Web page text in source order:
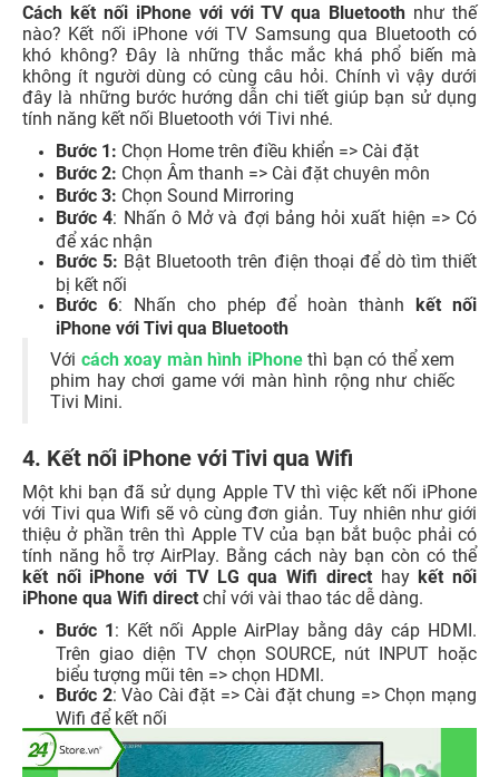
Cách kết nối iPhone với với TV qua Bluetooth như thế
nào? Kết nối iPhone với TV Samsung qua Bluetoothcó
khó không? Đây là những thắc mắc khá phổ biến mà
không ít người dùng có cùng câu hỏi. Chính vì vậy dưới
đây là những bước hướng dẫn chi tiết giúp bạn sử dụng
tính năng kết nối Bluetooth với Tivi nhé.
Bước 1: Chọn Home trên điều khiển => Cài đặt
Bước 2: Chọn Âm thanh => Cài đặt chuyên môn
Bước 3: Chọn Sound Mirroring
Bước 4: Nhấn ô Mở và đợi bảng hỏi xuất hiện => Có
để xác nhận
Bước 5: Bật Bluetooth trên điện thoại để dò tìm thiết
bị kết nối
Bước 6: Nhấn cho phép để hoàn thành kết nối
iPhone với Tivi qua Bluetooth
Với cách xoay màn hình iPhonethì bạn có thể xem
phim hay chơi game với màn hình rộng như chiếc
Tivi Mini.
4. Kết nối iPhone với Tivi qua Wifi
Một khi bạn đã sử dụng Apple TV thì việc kết nối iPhone
với Tivi qua Wifi sẽ vô cùng đơn giản. Tuy nhiên như giới
thiệu ở phần trên thì Apple TV của bạn bắt buộc phải có
tính năng hỗ trợ AirPlay. Bằng cách này bạn còn có thể
kết nối iPhone với TV LG qua Wifi directhaykết nối
iPhone qua Wifi direct chỉ với vài thao tác dễ dàng.
Bước 1: Kết nối Apple AirPlay bằng dây cáp HDMI.
Trên giao diện TV chọn SOURCE, nút INPUT hoặc
biểu tượng mũi tên => chọn HDMI.
Bước 2: Vào Cài đặt => Cài đặt chung => Chọn mạng
Wifi để kết nối